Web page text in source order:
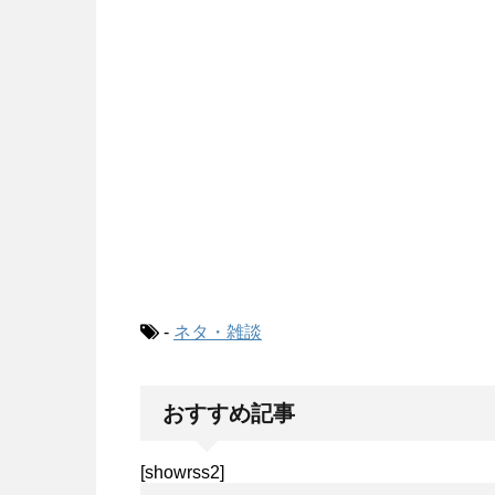
- ネタ・雑談
おすすめ記事
[showrss2]